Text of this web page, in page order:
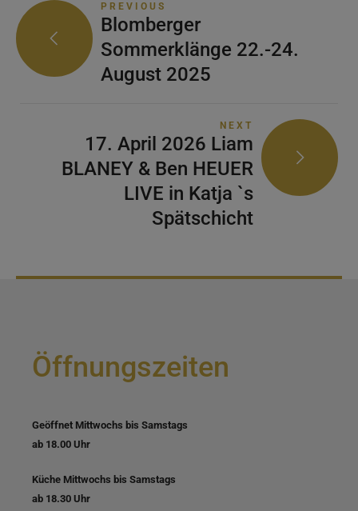
PREVIOUS
Blomberger
Sommerklänge 22.-24.
August 2025
NEXT
17. April 2026 Liam
BLANEY & Ben HEUER
LIVE in Katja `s
Spätschicht
Öffnungszeiten
Geöffnet Mittwochs bis Samstags
ab 18.00 Uhr
Küche Mittwochs bis Samstags
ab 18.30 Uhr